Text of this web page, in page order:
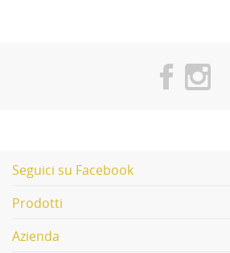
Seguici su Facebook
Prodotti
Azienda